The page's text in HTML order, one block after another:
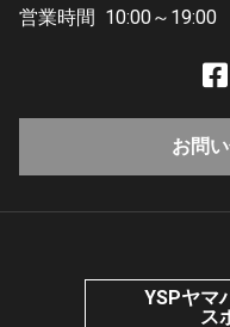
営業時間 10:00～19:00
お問
YSPヤマ
ス